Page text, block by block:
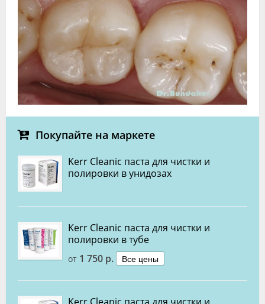
Покупайте на маркете
Kerr Cleanic паста для чистки и
полировки в унидозах
Kerr Cleanic паста для чистки и
полировки в тубе
от 1 750 р. Все цены